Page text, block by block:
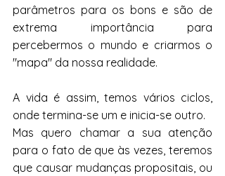
parâmetros para os bons e são de
extrema importância para
percebermos o mundo e criarmos o
"mapa" da nossa realidade.
A vida é assim, temos vários ciclos,
onde termina-se um e inicia-se outro.
Mas quero chamar a sua atenção
para o fato de que às vezes, teremos
que causar mudanças propositais, ou